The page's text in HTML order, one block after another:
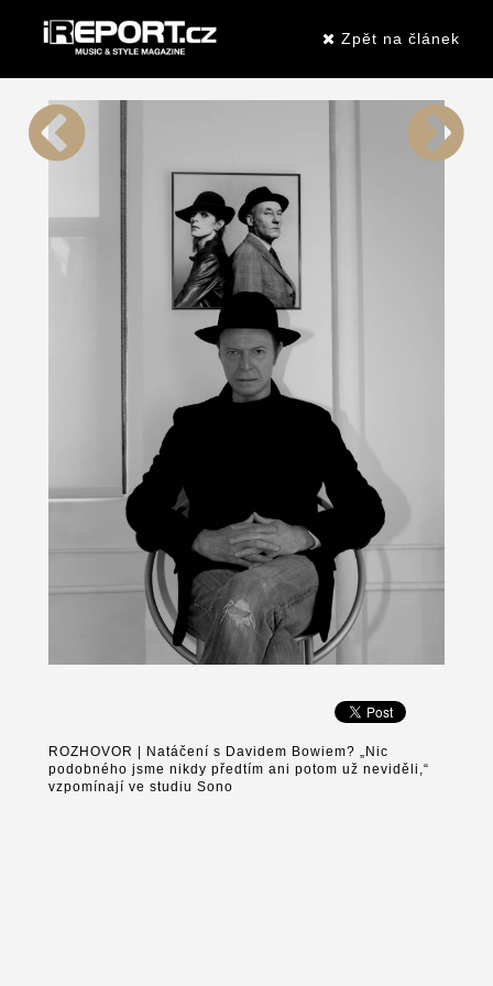
Zpět na článek
ROZHOVOR | Natáčení s Davidem Bowiem? „Nic
podobného jsme nikdy předtím ani potom už neviděli,“
vzpomínají ve studiu Sono